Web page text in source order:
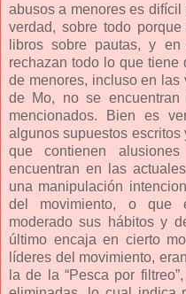
abusos a menores es
verdad, sobre todo
libros sobre pautas, y
rechazan todo lo que
de menores, incluso en
de Mo, no se encuentran
mencionados. Bien es
algunos supuestos
que contienen
encuentran en las
una manipulación
del movimiento, o que
moderado sus hábitos y
último encaja en cierto
líderes del movimiento,
la de la “Pesca por